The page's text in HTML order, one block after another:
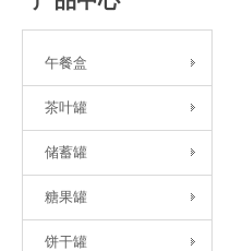
午餐盒
茶叶罐
储蓄罐
糖果罐
饼干罐